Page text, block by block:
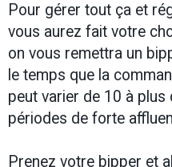
Pour gérer tout ça et
vous aurez fait votre
on vous remettra un
le temps que la
peut varier de 10 à
périodes de forte
Prenez votre bipper et